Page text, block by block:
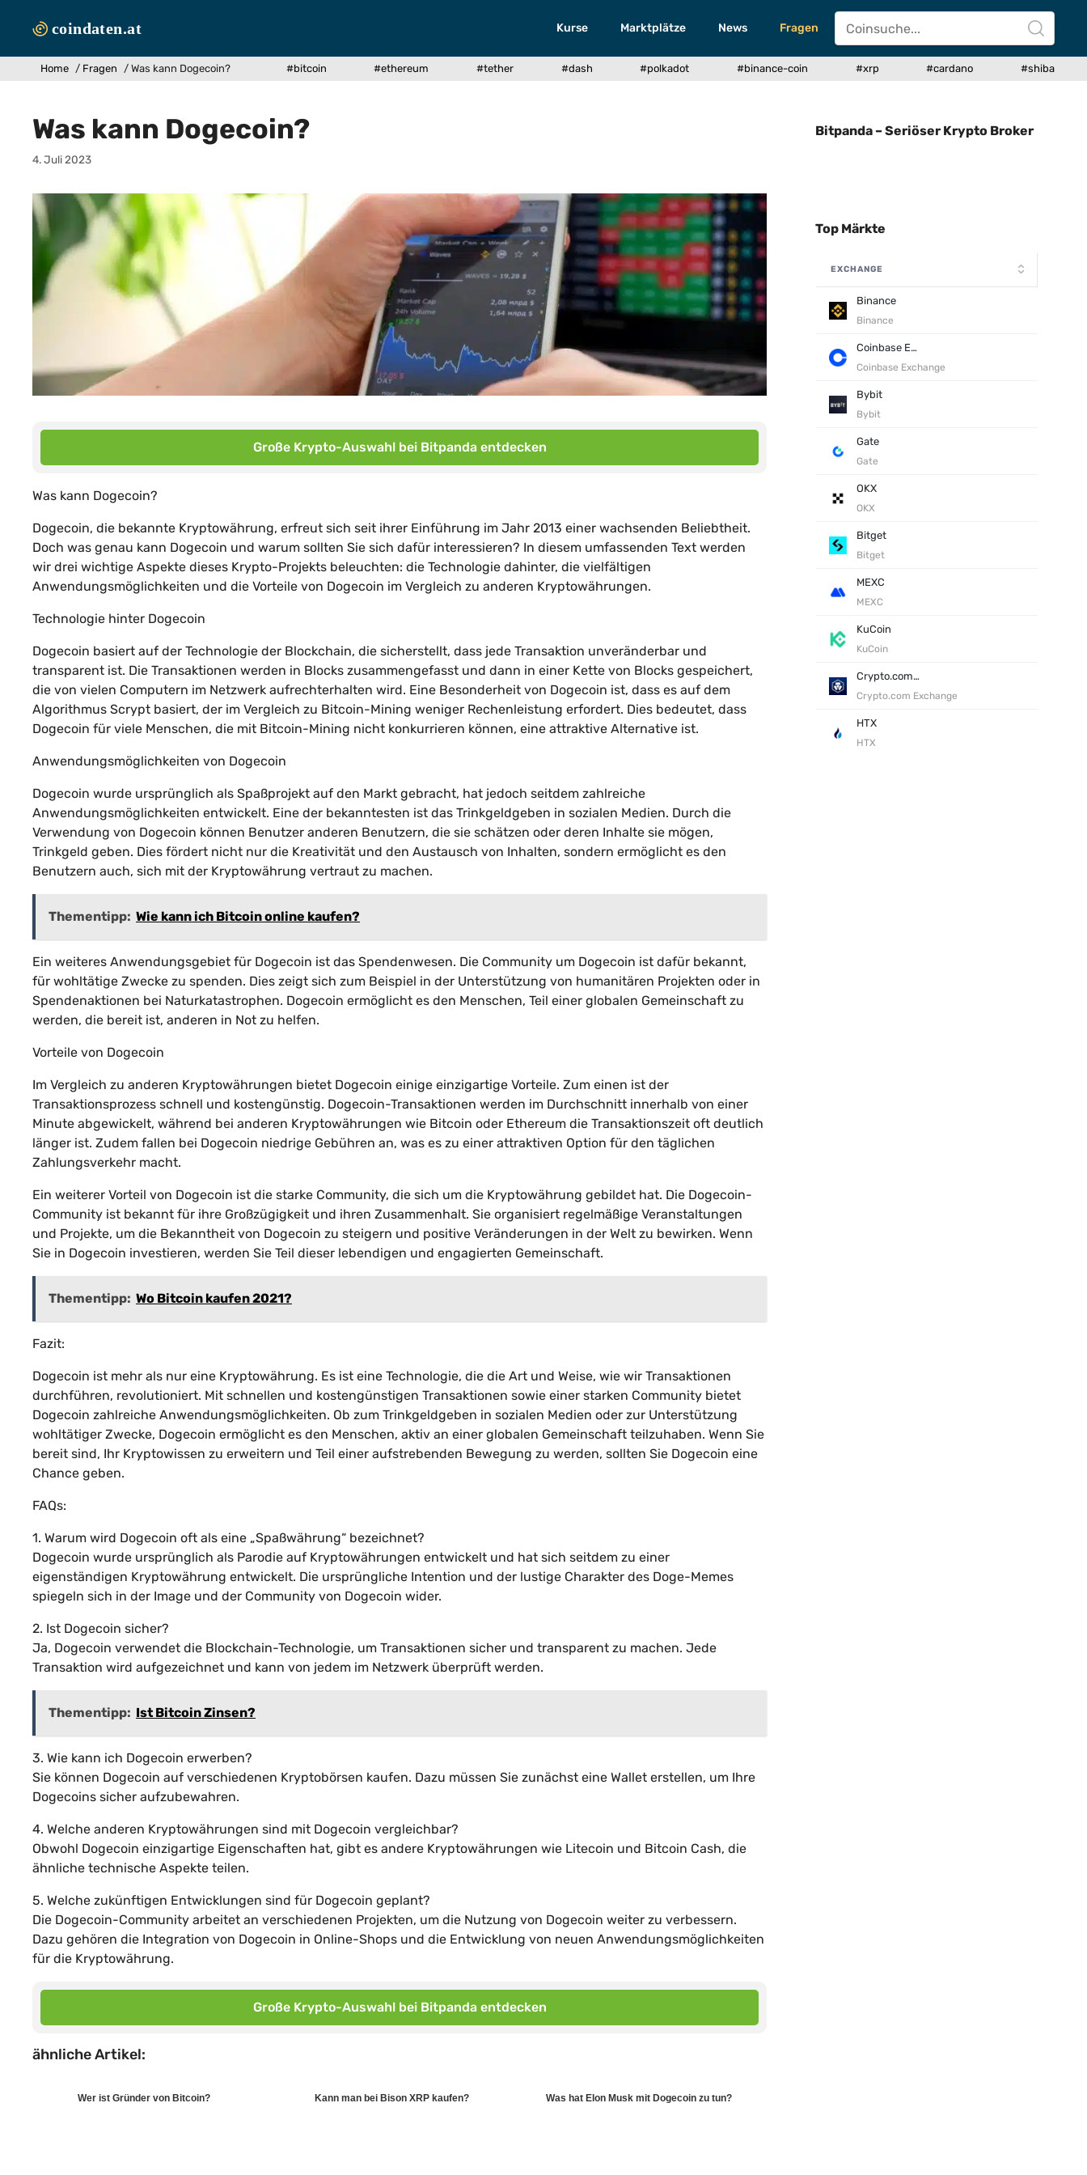
Inhalt
Kurse Marktplätze News Fragen
Home / Fragen / Was kann Dogecoin? #bitcoin #ethereum #tether #dash #polkadot #binance-coin #xrp #cardano #shiba
Was kann Dogecoin?
4. Juli 2023
Große Krypto-Auswahl bei Bitpanda entdecken
Was kann Dogecoin?
Dogecoin, die bekannte Kryptowährung, erfreut sich seit ihrer Einführung im Jahr 2013 einer wachsenden Beliebtheit.
Doch was genau kann Dogecoin und warum sollten Sie sich dafür interessieren? In diesem umfassenden Text werden
wir drei wichtige Aspekte dieses Krypto-Projekts beleuchten: die Technologie dahinter, die vielfältigen
Anwendungsmöglichkeiten und die Vorteile von Dogecoin im Vergleich zu anderen Kryptowährungen.
Technologie hinter Dogecoin
Dogecoin basiert auf der Technologie der Blockchain, die sicherstellt, dass jede Transaktion unveränderbar und
transparent ist. Die Transaktionen werden in Blocks zusammengefasst und dann in einer Kette von Blocks gespeichert,
die von vielen Computern im Netzwerk aufrechterhalten wird. Eine Besonderheit von Dogecoin ist, dass es auf dem
Algorithmus Scrypt basiert, der im Vergleich zu Bitcoin-Mining weniger Rechenleistung erfordert. Dies bedeutet, dass
Dogecoin für viele Menschen, die mit Bitcoin-Mining nicht konkurrieren können, eine attraktive Alternative ist.
Anwendungsmöglichkeiten von Dogecoin
Dogecoin wurde ursprünglich als Spaßprojekt auf den Markt gebracht, hat jedoch seitdem zahlreiche
Anwendungsmöglichkeiten entwickelt. Eine der bekanntesten ist das Trinkgeldgeben in sozialen Medien. Durch die
Verwendung von Dogecoin können Benutzer anderen Benutzern, die sie schätzen oder deren Inhalte sie mögen,
Trinkgeld geben. Dies fördert nicht nur die Kreativität und den Austausch von Inhalten, sondern ermöglicht es den
Benutzern auch, sich mit der Kryptowährung vertraut zu machen.
Thementipp: Wie kann ich Bitcoin online kaufen?
Ein weiteres Anwendungsgebiet für Dogecoin ist das Spendenwesen. Die Community um Dogecoin ist dafür bekannt,
für wohltätige Zwecke zu spenden. Dies zeigt sich zum Beispiel in der Unterstützung von humanitären Projekten oder in
Spendenaktionen bei Naturkatastrophen. Dogecoin ermöglicht es den Menschen, Teil einer globalen Gemeinschaft zu
werden, die bereit ist, anderen in Not zu helfen.
Vorteile von Dogecoin
Im Vergleich zu anderen Kryptowährungen bietet Dogecoin einige einzigartige Vorteile. Zum einen ist der
Transaktionsprozess schnell und kostengünstig. Dogecoin-Transaktionen werden im Durchschnitt innerhalb von einer
Minute abgewickelt, während bei anderen Kryptowährungen wie Bitcoin oder Ethereum die Transaktionszeit oft deutlich
länger ist. Zudem fallen bei Dogecoin niedrige Gebühren an, was es zu einer attraktiven Option für den täglichen
Zahlungsverkehr macht.
Ein weiterer Vorteil von Dogecoin ist die starke Community, die sich um die Kryptowährung gebildet hat. Die Dogecoin-
Community ist bekannt für ihre Großzügigkeit und ihren Zusammenhalt. Sie organisiert regelmäßige Veranstaltungen
und Projekte, um die Bekanntheit von Dogecoin zu steigern und positive Veränderungen in der Welt zu bewirken. Wenn
Sie in Dogecoin investieren, werden Sie Teil dieser lebendigen und engagierten Gemeinschaft.
Thementipp: Wo Bitcoin kaufen 2021?
Fazit:
Dogecoin ist mehr als nur eine Kryptowährung. Es ist eine Technologie, die die Art und Weise, wie wir Transaktionen
durchführen, revolutioniert. Mit schnellen und kostengünstigen Transaktionen sowie einer starken Community bietet
Dogecoin zahlreiche Anwendungsmöglichkeiten. Ob zum Trinkgeldgeben in sozialen Medien oder zur Unterstützung
wohltätiger Zwecke, Dogecoin ermöglicht es den Menschen, aktiv an einer globalen Gemeinschaft teilzuhaben. Wenn Sie
bereit sind, Ihr Kryptowissen zu erweitern und Teil einer aufstrebenden Bewegung zu werden, sollten Sie Dogecoin eine
Chance geben.
FAQs:
1. Warum wird Dogecoin oft als eine „Spaßwährung“ bezeichnet?
Dogecoin wurde ursprünglich als Parodie auf Kryptowährungen entwickelt und hat sich seitdem zu einer
eigenständigen Kryptowährung entwickelt. Die ursprüngliche Intention und der lustige Charakter des Doge-Memes
spiegeln sich in der Image und der Community von Dogecoin wider.
2. Ist Dogecoin sicher?
Ja, Dogecoin verwendet die Blockchain-Technologie, um Transaktionen sicher und transparent zu machen. Jede
Transaktion wird aufgezeichnet und kann von jedem im Netzwerk überprüft werden.
Thementipp: Ist Bitcoin Zinsen?
3. Wie kann ich Dogecoin erwerben?
Sie können Dogecoin auf verschiedenen Kryptobörsen kaufen. Dazu müssen Sie zunächst eine Wallet erstellen, um Ihre
Dogecoins sicher aufzubewahren.
4. Welche anderen Kryptowährungen sind mit Dogecoin vergleichbar?
Obwohl Dogecoin einzigartige Eigenschaften hat, gibt es andere Kryptowährungen wie Litecoin und Bitcoin Cash, die
ähnliche technische Aspekte teilen.
5. Welche zukünftigen Entwicklungen sind für Dogecoin geplant?
Die Dogecoin-Community arbeitet an verschiedenen Projekten, um die Nutzung von Dogecoin weiter zu verbessern.
Dazu gehören die Integration von Dogecoin in Online-Shops und die Entwicklung von neuen Anwendungsmöglichkeiten
für die Kryptowährung.
Große Krypto-Auswahl bei Bitpanda entdecken
ähnliche Artikel:
Wer ist Gründer von Bitcoin? Kann man bei Bison XRP kaufen? Was hat Elon Musk mit Dogecoin zu tun?
Bitpanda – Seriöser Krypto Broker
Top Märkte
EXCHANGE
Binance
Binance
Coinbase Exchange
Coinbase Exchange
Bybit
Bybit
Gate
Gate
OKX
OKX
Bitget
Bitget
MEXC
MEXC
KuCoin
KuCoin
Crypto.com Exchange
Crypto.com Exchange
HTX
HTX